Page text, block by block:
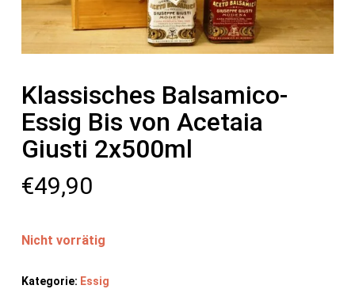
Klassisches Balsamico-
Essig Bis von Acetaia
Giusti 2x500ml
€49,90
Nicht vorrätig
Kategorie: Essig